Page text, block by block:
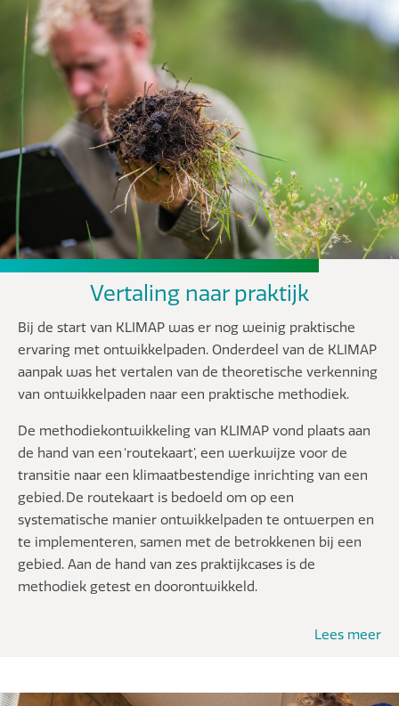
Vertaling naar praktijk
Bij de start van KLIMAP was er nog weinig praktische
ervaring met ontwikkelpaden. Onderdeel van de KLIMAP
aanpak was het vertalen van de theoretische verkenning
van ontwikkelpaden naar een praktische methodiek.
De methodiekontwikkeling van KLIMAP vond plaats aan
de hand van een ‘routekaart’, een werkwijze voor de
transitie naar een klimaatbestendige inrichting van een
gebied.De routekaart is bedoeld om op een
systematische manier ontwikkelpaden te ontwerpen en
te implementeren, samen met de betrokkenen bij een
gebied. Aan de hand van zes praktijkcases is de
methodiek getest en doorontwikkeld.
Lees meer